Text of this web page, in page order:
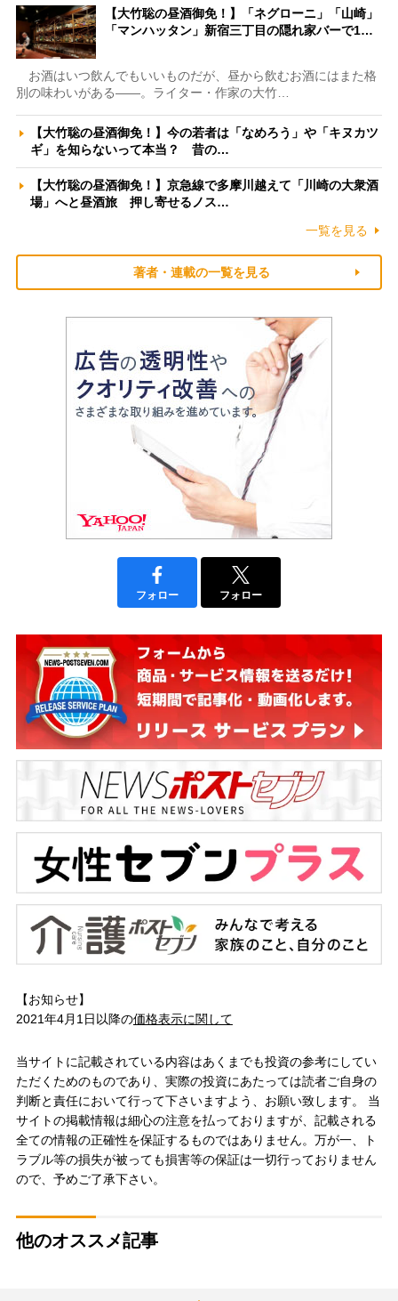
【大竹聡の昼酒御免！】「ネグローニ」「山崎」
「マンハッタン」新宿三丁目の隠れ家バーで1…
お酒はいつ飲んでもいいものだが、昼から飲むお酒にはまた格
別の味わいがある――。ライター・作家の大竹…
【大竹聡の昼酒御免！】今の若者は「なめろう」や「キヌカツ
ギ」を知らないって本当？ 昔の…
【大竹聡の昼酒御免！】京急線で多摩川越えて「川崎の大衆酒
場」へと昼酒旅 押し寄せるノス…
一覧を見る
著者・連載の一覧を見る
フォロー フォロー
【お知らせ】
2021年4月1日以降の価格表示に関して
当サイトに記載されている内容はあくまでも投資の参考にしてい
ただくためのものであり、実際の投資にあたっては読者ご自身の
判断と責任において行って下さいますよう、お願い致します。 当
サイトの掲載情報は細心の注意を払っておりますが、記載される
全ての情報の正確性を保証するものではありません。万が一、ト
ラブル等の損失が被っても損害等の保証は一切行っておりません
ので、予めご了承下さい。
他のオススメ記事